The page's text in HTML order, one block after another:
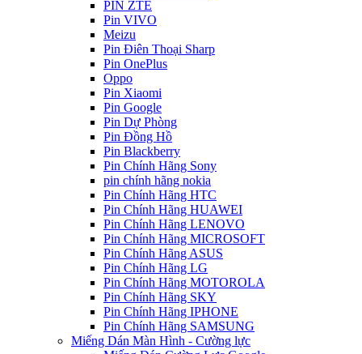
PIN ZTE
Pin VIVO
Meizu
Pin Điên Thoại Sharp
Pin OnePlus
Oppo
Pin Xiaomi
Pin Google
Pin Dự Phòng
Pin Đồng Hồ
Pin Blackberry
Pin Chính Hãng Sony
pin chính hãng nokia
Pin Chính Hãng HTC
Pin Chính Hãng HUAWEI
Pin Chính Hãng LENOVO
Pin Chính Hãng MICROSOFT
Pin Chính Hãng ASUS
Pin Chính Hãng LG
Pin Chính Hãng MOTOROLA
Pin Chính Hãng SKY
Pin Chính Hãng IPHONE
Pin Chính Hãng SAMSUNG
Miếng Dán Màn Hình - Cường lực